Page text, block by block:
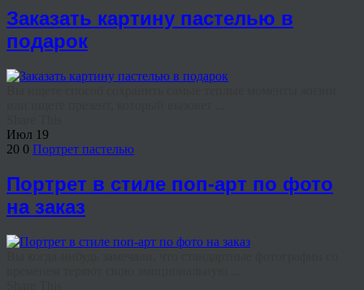
Заказать картину пастелью в
подарок
Июл 19
20 0 Портрет пастелью
Портрет в стиле поп-арт по фото
на заказ